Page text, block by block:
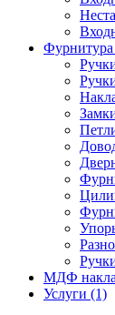
Фурнитура
МДФ
Услуги (1)